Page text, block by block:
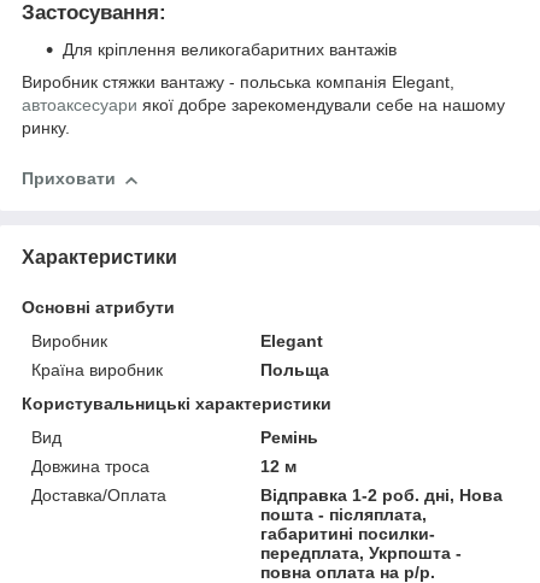
Застосування:
Для кріплення великогабаритних вантажів
Виробник стяжки вантажу - польська компанія Elegant,
автоаксесуари якої добре зарекомендували себе на нашому
ринку.
Приховати
Характеристики
Основні атрибути
Виробник
Elegant
Країна виробник
Польща
Користувальницькі характеристики
Вид
Ремінь
Довжина троса
12 м
Доставка/Оплата
Відправка 1-2 роб. дні, Нова
пошта - післяплата,
габаритині посилки-
передплата, Укрпошта -
повна оплата на р/р.